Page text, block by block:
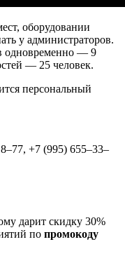
оборудовании
у администраторов.
одновременно — 9
— 25 человек.
персональный
+7 (995) 655–33–
дарит скидку 30%
по промокоду